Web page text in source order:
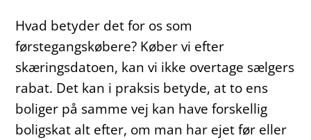
Hvad betyder det for os som
førstegangskøbere? Køber vi efter
skæringsdatoen, kan vi ikke overtage sælgers
rabat. Det kan i praksis betyde, at to ens
boliger på samme vej kan have forskellig
boligskat alt efter, om man har ejet før eller